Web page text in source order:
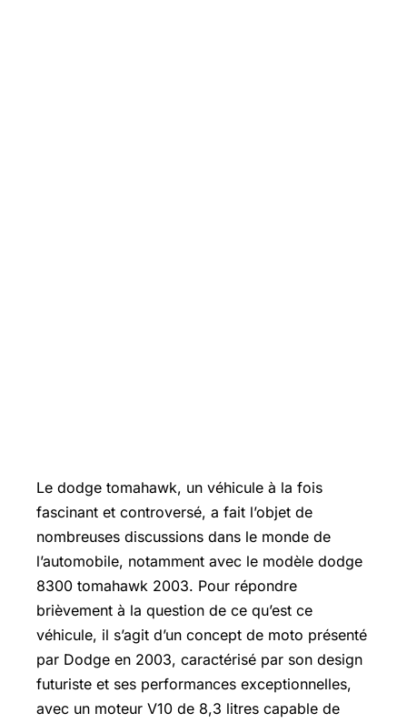
Le dodge tomahawk, un véhicule à la fois
fascinant et controversé, a fait l’objet de
nombreuses discussions dans le monde de
l’automobile, notamment avec le modèle dodge
8300 tomahawk 2003. Pour répondre
brièvement à la question de ce qu’est ce
véhicule, il s’agit d’un concept de moto présenté
par Dodge en 2003, caractérisé par son design
futuriste et ses performances exceptionnelles,
avec un moteur V10 de 8,3 litres capable de